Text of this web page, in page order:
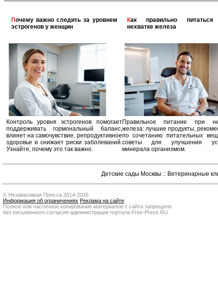
Почему важно следить за уровнем
эстрогенов у женщин
Контроль уровня эстрогенов помогает
поддерживать гормональный баланс,
влияет на самочувствие, репродуктивное
здоровье и снижает риски заболеваний.
Узнайте, почему это так важно.
Как правильно питаться при
нехватке железа
Правильное питание при
железа: лучшие продукты,
по сочетанию питательных
советы для улучшения
минерала организмом.
Детские сады Москвы :: Ветеринарные
© Независимая Пресса 2014-2026
Информация об ограничениях Реклама на сайте
Полное или частичное копирование материалов с сайта запрещено
без письменного согласия администрации портала Free-Press.RU